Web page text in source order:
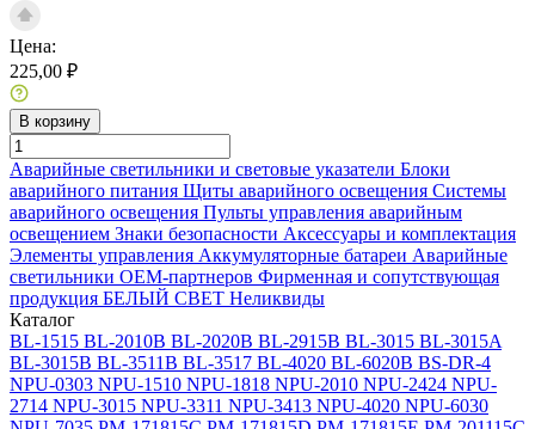
Цена:
225,00 ₽
В корзину
Аварийные светильники и световые указатели Блоки
аварийного питания Щиты аварийного освещения Системы
аварийного освещения Пульты управления аварийным
освещением Знаки безопасности Аксессуары и комплектация
Элементы управления Аккумуляторные батареи Аварийные
светильники ОЕМ-партнеров Фирменная и сопутствующая
продукция БЕЛЫЙ СВЕТ Неликвиды
Каталог
BL-1515 BL-2010B BL-2020B BL-2915B BL-3015 BL-3015A
BL-3015B BL-3511B BL-3517 BL-4020 BL-6020B BS-DR-4
NPU-0303 NPU-1510 NPU-1818 NPU-2010 NPU-2424 NPU-
2714 NPU-3015 NPU-3311 NPU-3413 NPU-4020 NPU-6030